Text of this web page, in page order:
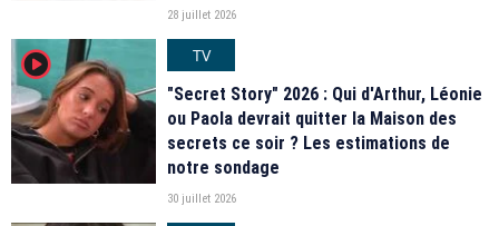
28 juillet 2026
player2
TV
"Secret Story" 2026 : Qui d'Arthur, Léonie
ou Paola devrait quitter la Maison des
secrets ce soir ? Les estimations de
notre sondage
30 juillet 2026